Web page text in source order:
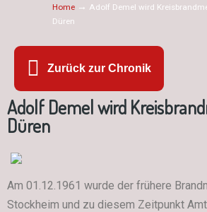
Home → Adolf Demel wird
Düren
Zurück zur Chronik
Adolf Demel wird
Düren
Am 01.12.1961 wurde der frühere
Stockheim und zu diesem Zeitpunkt